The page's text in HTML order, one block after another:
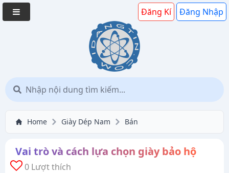
Đăng Kí Đăng Nhập
Home Giày Dép Nam Bán
Vai trò và cách lựa chọn giày bảo hộ
0 Lượt thích